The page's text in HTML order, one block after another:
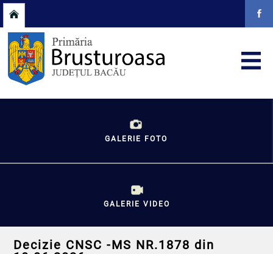
GALERIE FOTO
GALERIE VIDEO
Decizie CNSC -MS NR.1878 din